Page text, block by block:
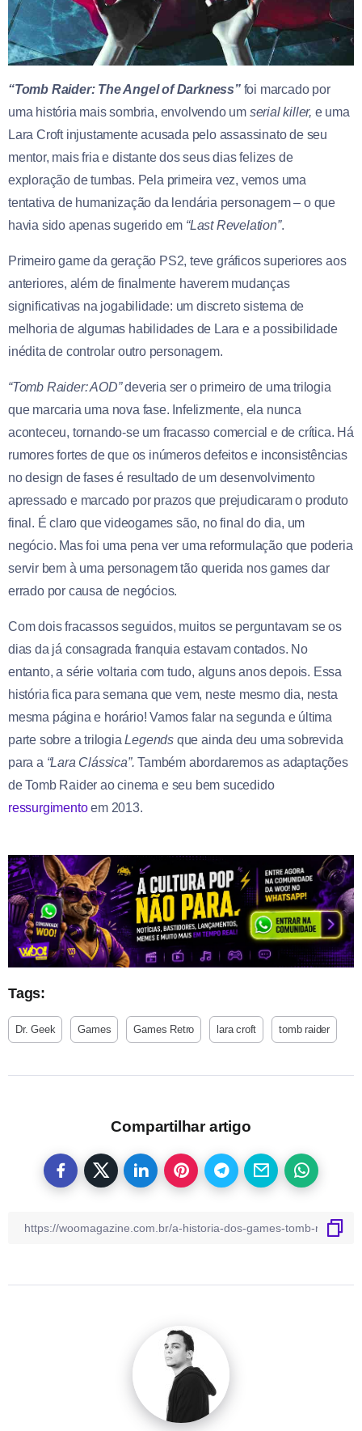
“Tomb Raider: The Angel of Darkness”foi marcado por
uma história mais sombria, envolvendo um serial killer, e uma
Lara Croft injustamente acusada pelo assassinato de seu
mentor, mais fria e distante dos seus dias felizes de
exploração de tumbas. Pela primeira vez, vemos uma
tentativa de humanização da lendária personagem – o que
havia sido apenas sugerido em “Last Revelation”.
Primeiro game da geração PS2, teve gráficos superiores aos
anteriores, além de finalmente haverem mudanças
significativas na jogabilidade: um discreto sistema de
melhoria de algumas habilidades de Lara e a possibilidade
inédita de controlar outro personagem.
“Tomb Raider: AOD”deveria ser o primeiro de uma trilogia
que marcaria uma nova fase. Infelizmente, ela nunca
aconteceu, tornando-se um fracasso comercial e de crítica. Há
rumores fortes de que os inúmeros defeitos e inconsistências
no design de fases é resultado de um desenvolvimento
apressado e marcado por prazos que prejudicaram o produto
final. É claro que videogames são, no final do dia, um
negócio. Mas foi uma pena ver uma reformulação que poderia
servir bem à uma personagem tão querida nos games dar
errado por causa de negócios.
Com dois fracassos seguidos, muitos se perguntavam se os
dias da já consagrada franquia estavam contados. No
entanto, a série voltaria com tudo, alguns anos depois. Essa
história fica para semana que vem, neste mesmo dia, nesta
mesma página e horário! Vamos falar na segunda e última
parte sobre a trilogiaLegends que ainda deu uma sobrevida
para a “Lara Clássica”. Também abordaremos as adaptações
de Tomb Raider ao cinema e seu bem sucedido
ressurgimentoem 2013.
Tags:
Dr. Geek Games Games Retro lara croft tomb raider
Compartilhar artigo